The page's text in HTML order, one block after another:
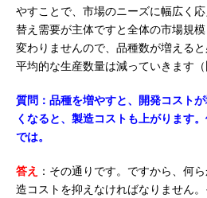
やすことで、市場のニーズに幅広く
替え需要が主体ですと全体の市場規
変わりませんので、品種数が増える
平均的な生産数量は減っていきます（
質問：品種を増やすと、開発コスト
くなると、製造コストも上がります
では。
答え
：その通りです。ですから、何
造コストを抑えなければなりません